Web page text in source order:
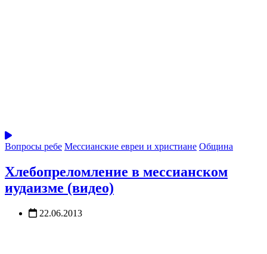
Вопросы ребе Мессианские евреи и христиане Община
Хлебопреломление в мессианском
иудаизме (видео)
22.06.2013